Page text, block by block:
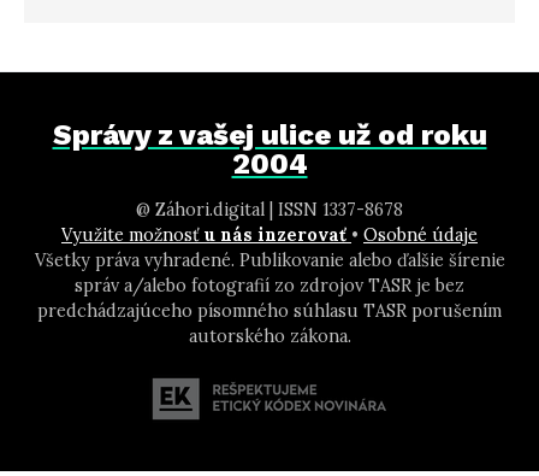
Správy z vašej ulice už od roku
2004
@ Záhori.digital | ISSN 1337-8678
Využite možnosť u nás inzerovať • Osobné údaje
Všetky práva vyhradené. Publikovanie alebo ďalšie šírenie
správ a/alebo fotografií zo zdrojov TASR je bez
predchádzajúceho písomného súhlasu TASR porušením
autorského zákona.